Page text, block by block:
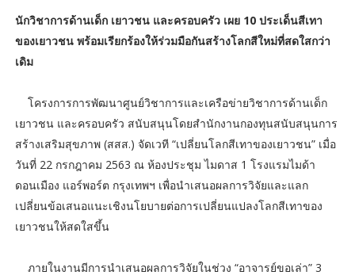
นักวิชาการด้านเด็ก เยาวชน และครอบครัว เผย 10 ประเด็นสีเทา
ของเยาวชน พร้อมเรียกร้องให้ร่วมมือกันสร้างโลกสีใหม่ที่สดใสกว่า
เดิม
โครงการการพัฒนาศูนย์วิชาการและเครือข่ายวิชาการด้านเด็ก
เยาวชน และครอบครัว สนับสนุนโดยสำนักงานกองทุนสนับสนุนการ
สร้างเสริมสุขภาพ (สสส.) จัดเวที “เปลี่ยนโลกสีเทาของเยาวชน” เมื่อ
วันที่ 22 กรกฎาคม 2563 ณ ห้องประชุม ไมดาส 1 โรงแรมไมด้า
ดอนเมือง แอร์พอร์ต กรุงเทพฯ เพื่อนำเสนอผลการวิจัยและแลก
เปลี่ยนข้อเสนอแนะเชิงนโยบายต่อการเปลี่ยนแปลงโลกสีเทาของ
เยาวชนให้สดใสขึ้น
ภายในงานมีการนำเสนอผลการวิจัยในช่วง “อาจารย์ขอเล่า” 3